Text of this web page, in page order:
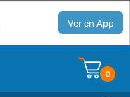
Ver en App
0